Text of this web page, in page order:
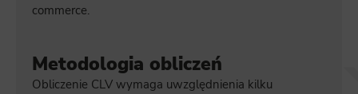
commerce.
Metodologia obliczeń
Obliczenie CLV wymaga uwzględnienia kilku